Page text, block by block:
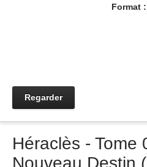
Format
Regarder
Héraclès - Tome
Nouveau Destin